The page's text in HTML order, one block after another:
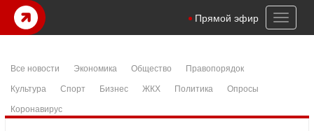
Toggle
Прямой эфир
Все новости Экономика Общество
Правопорядок
Культура
Спорт Бизнес ЖКХ Политика
Опросы
Коронавирус